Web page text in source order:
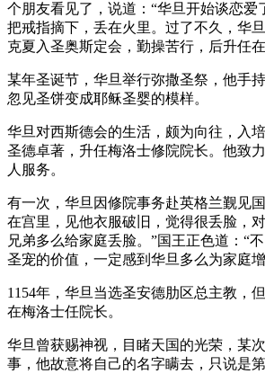
个朋友看见了，说道：“华旦开始谈恋爱
把戒指摘下，丢在火里。过了不久，华
克夏入圣奥斯定会，勤操苦行，后升任
某年圣诞节，华旦举行弥撒圣祭，他手
忽见圣饼变成耶稣圣婴的模样。
华旦对西斯德会的生活，颇为向往，入
圣德卓著，升任梅洛士修院院长。他致
人服务。
有一次，华旦因修院事务赴英格兰觐见
在宫里，见他衣服破旧，觉得很丢脸，
兄弟多么给家庭丢脸。”国王正色道：“
圣宠的价值，一定感到华旦多么为家庭
1154年，华旦当选圣安德肋区总主教，
在梅洛士任院长。
华旦曾获赐神视，目睹天国的光荣，某
事，他故意将自己的名字瞒去，只说是